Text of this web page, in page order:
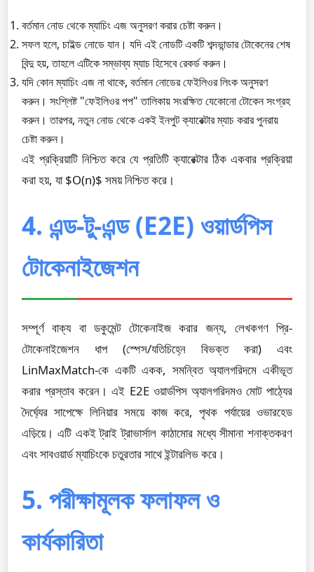
বর্তমান নোড থেকে ম্যাচিং এজ অনুসরণ করার চেষ্টা করুন।
সফল হলে, চাইল্ড নোডে যান। যদি এই নোডটি একটি শব্দভান্ডার টোকেনের শেষ
বিন্দু হয়, তাহলে এটিকে সম্ভাব্য ম্যাচ হিসেবে রেকর্ড করুন।
যদি কোন ম্যাচিং এজ না থাকে, বর্তমান নোডের ফেইলিওর লিংক অনুসরণ
করুন। সংশ্লিষ্ট "ফেইলিওর পপ" তালিকায় সংরক্ষিত যেকোনো টোকেন সংগ্রহ
করুন। তারপর, নতুন নোড থেকে একই ইনপুট ক্যারেক্টার ম্যাচ করার পুনরায়
চেষ্টা করুন।
এই প্রক্রিয়াটি নিশ্চিত করে যে প্রতিটি ক্যারেক্টার ঠিক একবার প্রক্রিয়া
করা হয়, যা $O(n)$ সময় নিশ্চিত করে।
4. এন্ড-টু-এন্ড (E2E) ওয়ার্ডপিস
টোকেনাইজেশন
সম্পূর্ণ বাক্য বা ডকুমেন্ট টোকেনাইজ করার জন্য, লেখকগণ প্রি-
টোকেনাইজেশন ধাপ (স্পেস/যতিচিহ্নে বিভক্ত করা) এবং
LinMaxMatch-কে একটি একক, সমন্বিত অ্যালগরিদমে একীভূত
করার প্রস্তাব করেন। এই E2E ওয়ার্ডপিস অ্যালগরিদমও মোট পাঠ্যের
দৈর্ঘ্যের সাপেক্ষে লিনিয়ার সময়ে কাজ করে, পৃথক পর্যায়ের ওভারহেড
এড়িয়ে। এটি একই ট্রাই ট্রাভার্সাল কাঠামোর মধ্যে সীমানা শনাক্তকরণ
এবং সাবওয়ার্ড ম্যাচিংকে চতুরতার সাথে ইন্টারলিভ করে।
5. পরীক্ষামূলক ফলাফল ও
কার্যকারিতা